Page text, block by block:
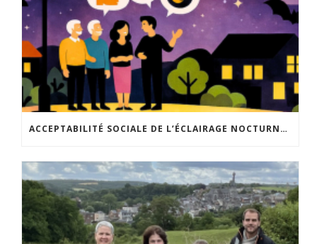
ACCEPTABILITÉ SOCIALE DE L’ÉCLAIRAGE NOCTURNE : LE REPLAY EST DISPONIBLE